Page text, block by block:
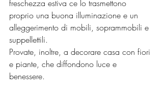
freschezza estiva ce lo trasmettono
proprio una buona illuminazione e un
alleggerimento di mobili, soprammobili e
suppellettili.
Provate, inoltre, a decorare casa con fiori
e piante, che diffondono luce e
benessere.